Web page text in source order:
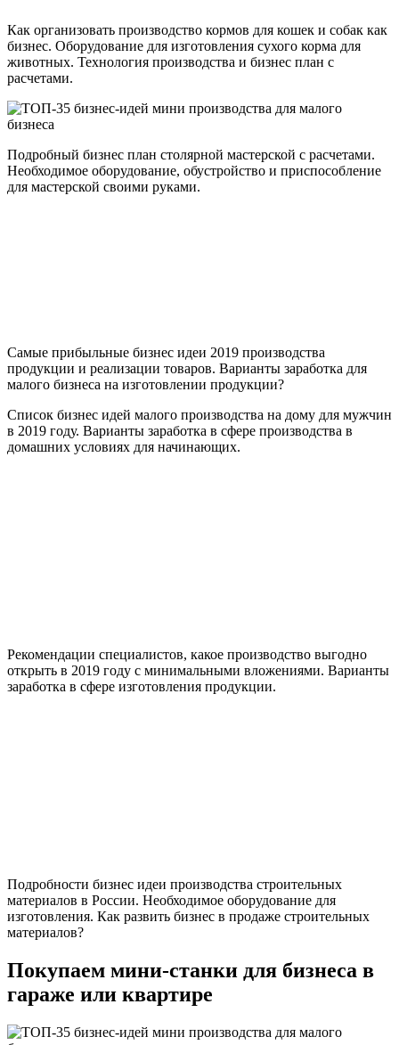
Как организовать производство кормов для кошек и собак как
бизнес. Оборудование для изготовления сухого корма для
животных. Технология производства и бизнес план с
расчетами.
Подробный бизнес план столярной мастерской с расчетами.
Необходимое оборудование, обустройство и приспособление
для мастерской своими руками.
Самые прибыльные бизнес идеи 2019 производства
продукции и реализации товаров. Варианты заработка для
малого бизнеса на изготовлении продукции?
Список бизнес идей малого производства на дому для мужчин
в 2019 году. Варианты заработка в сфере производства в
домашних условиях для начинающих.
Рекомендации специалистов, какое производство выгодно
открыть в 2019 году с минимальными вложениями. Варианты
заработка в сфере изготовления продукции.
Подробности бизнес идеи производства строительных
материалов в России. Необходимое оборудование для
изготовления. Как развить бизнес в продаже строительных
материалов?
Покупаем мини-станки для бизнеса в
гараже или квартире